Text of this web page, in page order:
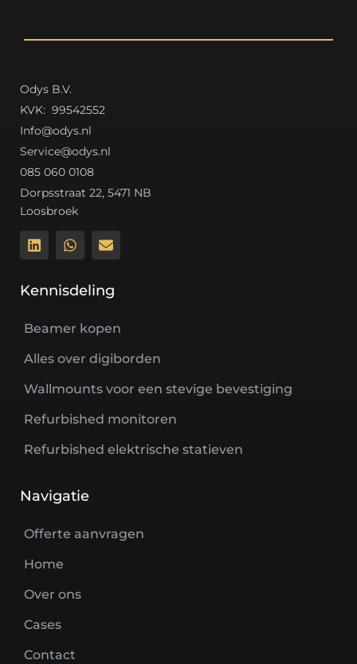
Odys B.V.
KVK: 99542552
Info@odys.nl
Service@odys.nl
085 060 0108
Dorpsstraat 22, 5471 NB
Loosbroek
Kennisdeling
Beamer kopen
Alles over digiborden
Wallmounts voor een stevige bevestiging
Refurbished monitoren
Refurbished elektrische statieven
Navigatie
Offerte aanvragen
Home
Over ons
Cases
Contact